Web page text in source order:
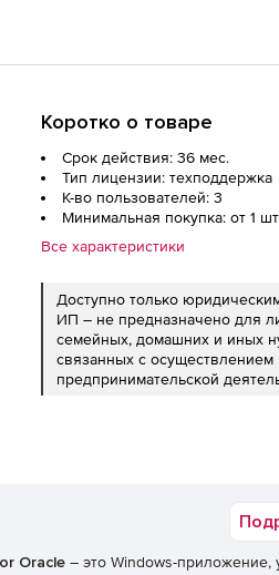
Коротко о товаре
Срок действия: 36 мес.
Тип лицензии: техподдержка
К-во пользователей: 3
Минимальная покупка: от 1 шт.
Все характеристики
Доступно только
ИП – не предназначено для
семейных, домашних и иных
связанных с осуществлением
предпринимательской
Oracle – это Windows-